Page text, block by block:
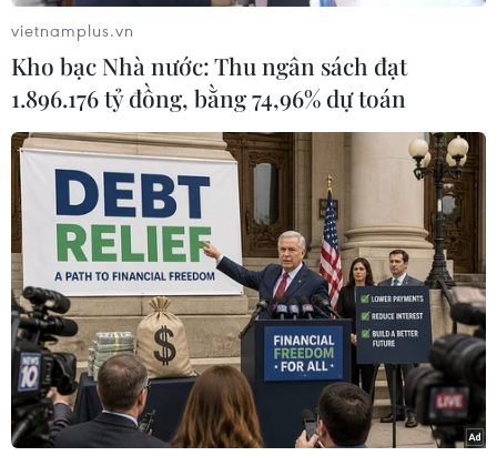
thống bị phế truất Yoon Suk Yeol đã ngỏ ý xin
lỗi vì không đáp ứng được kỳ vọng của đất nước
và người dân.
Yoon Suk Yeol bày tỏ “lấy làm tiếc vì không thể
đáp ứng kỳ vọng của mọi người," đồng thời
khẳng định luôn cầu chúc những điều tốt đẹp
cho đất nước cũng như tất cả người dân Hàn
Quốc.
Cùng ngày, quyền Tổng thống Han Duck Soo kêu
gọi các quan chức an ninh cấp cao hết sức cảnh
giác trước các hành động khiêu khích hoặc
tuyên truyền tiêu cực từ bên ngoài sau khi ông
Yoon bị phế truất.
vietnamplus.vn
Kho bạc Nhà nước: Thu ngân sách đạt
1.896.176 tỷ đồng, bằng 74,96% dự toán